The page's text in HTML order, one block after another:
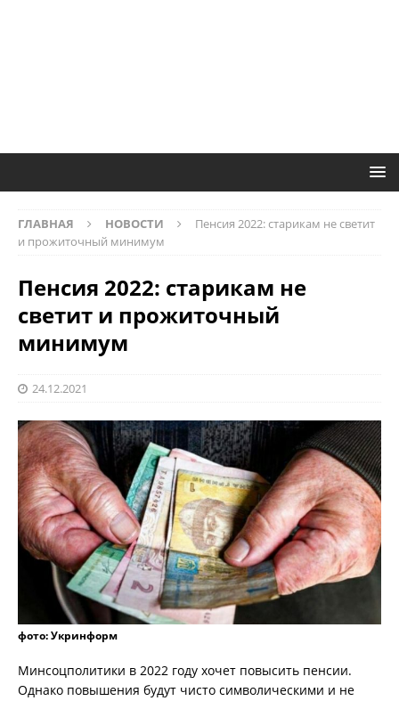
ГЛАВНАЯ НОВОСТИ
Пенсия 2022: старикам не светит
и прожиточный минимум
Пенсия 2022: старикам не
светит и прожиточный
минимум
24.12.2021
фото: Укринформ
Минсоцполитики в 2022 году хочет повысить пенсии.
Однако повышения будут чисто символическими и не